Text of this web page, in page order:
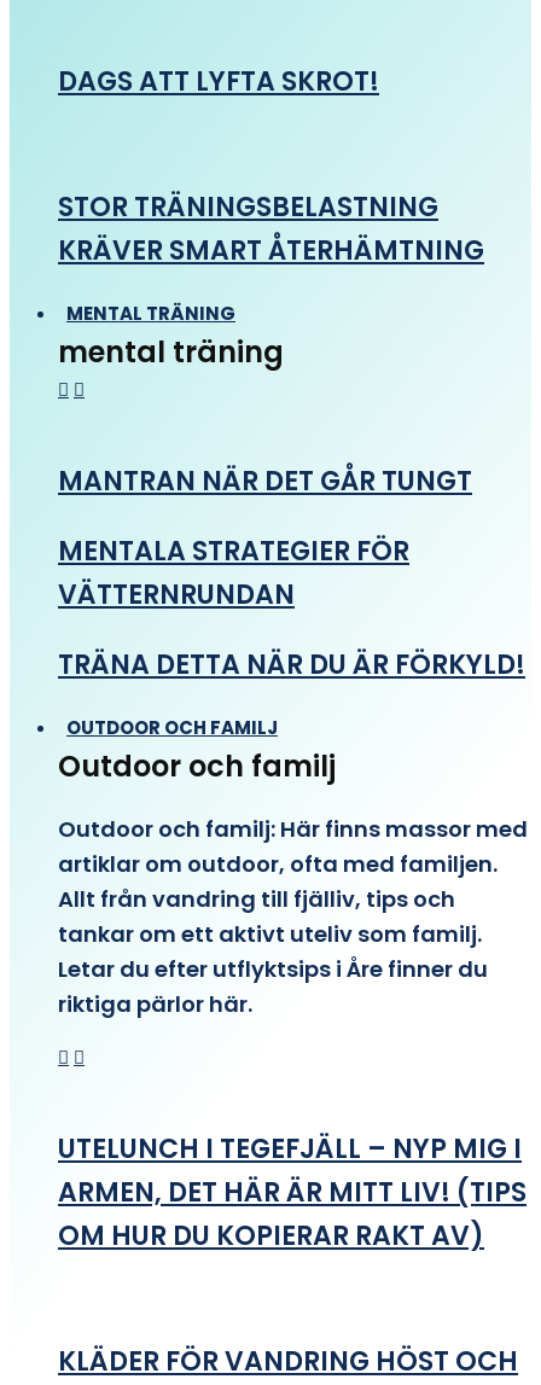
DAGS ATT LYFTA SKROT!
STOR TRÄNINGSBELASTNING
KRÄVER SMART ÅTERHÄMTNING
MENTAL TRÄNING
mental träning
MANTRAN NÄR DET GÅR TUNGT
MENTALA STRATEGIER FÖR
VÄTTERNRUNDAN
TRÄNA DETTA NÄR DU ÄR FÖRKYLD!
OUTDOOR OCH FAMILJ
Outdoor och familj
Outdoor och familj: Här finns massor med
artiklar om outdoor, ofta med familjen.
Allt från vandring till fjälliv, tips och
tankar om ett aktivt uteliv som familj.
Letar du efter utflyktsips i Åre finner du
riktiga pärlor här.
UTELUNCH I TEGEFJÄLL – NYP MIG I
ARMEN, DET HÄR ÄR MITT LIV! (TIPS
OM HUR DU KOPIERAR RAKT AV)
KLÄDER FÖR VANDRING HÖST OCH